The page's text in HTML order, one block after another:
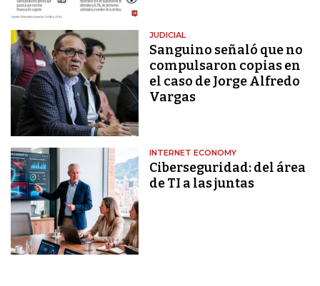
JUDICIAL
Sanguino señaló que no
compulsaron copias en
el caso de Jorge Alfredo
Vargas
INTERNET ECONOMY
Ciberseguridad: del área
de TI a las juntas